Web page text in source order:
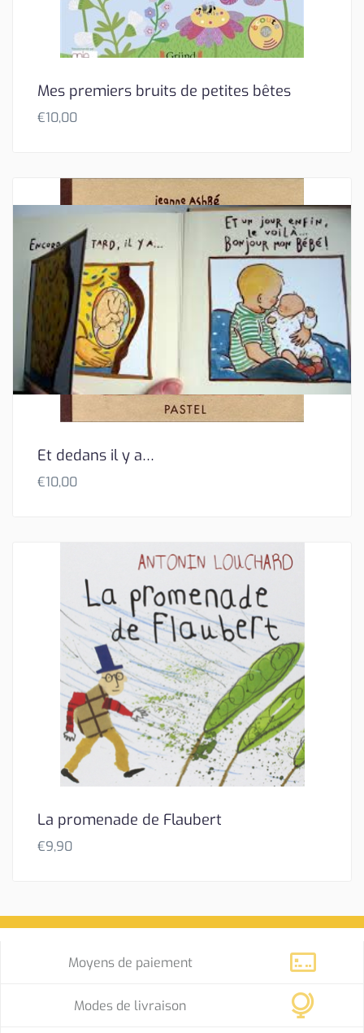
Mes premiers bruits de petites bêtes
€10,00
Et dedans il y a…
€10,00
La promenade de Flaubert
€9,90
Moyens de paiement
Modes de livraison